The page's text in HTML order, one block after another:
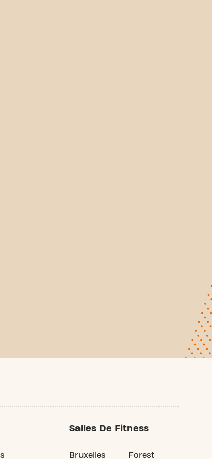
Salles De Fitness
Bruxelles Forest